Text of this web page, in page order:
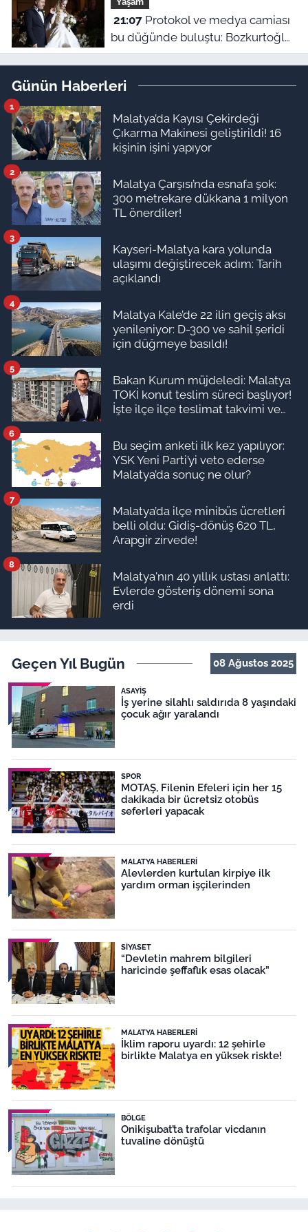
21:07Protokol ve medya camiası
bu düğünde buluştu: Bozkurtoğlu
ailesinin mutlu günü
Günün Haberleri
Malatya’da Kayısı Çekirdeği
Çıkarma Makinesi geliştirildi! 16
kişinin işini yapıyor
1
Malatya Çarşısı’nda esnafa şok:
300 metrekare dükkana 1 milyon
TL önerdiler!
2
Kayseri-Malatya kara yolunda
ulaşımı değiştirecek adım: Tarih
açıklandı
3
Malatya Kale’de 22 ilin geçiş aksı
yenileniyor: D-300 ve sahil şeridi
için düğmeye basıldı!
4
Bakan Kurum müjdeledi: Malatya
TOKİ konut teslim süreci başlıyor!
İşte ilçe ilçe teslimat takvimi ve
5
Bu seçim anketi ilk kez yapılıyor:
YSK Yeni Parti’yi veto ederse
Malatya’da sonuç ne olur?
6
Malatya’da ilçe minibüs ücretleri
belli oldu: Gidiş-dönüş 620 TL,
Arapgir zirvede!
7
Malatya'nın 40 yıllık ustası anlattı:
Evlerde gösteriş dönemi sona
erdi
8
Geçen Yıl Bugün 08 Ağustos 2025
ASAYIŞ
İş yerine silahlı saldırıda 8 yaşındaki
çocuk ağır yaralandı
SPOR
MOTAŞ, Filenin Efeleri için her 15
dakikada bir ücretsiz otobüs
seferleri yapacak
MALATYA HABERLERI
Alevlerden kurtulan kirpiye ilk
yardım orman işçilerinden
SIYASET
“Devletin mahrem bilgileri
haricinde şeffaflık esas olacak”
MALATYA HABERLERI
İklim raporu uyardı: 12 şehirle
birlikte Malatya en yüksek riskte!
BÖLGE
Onikişubat’ta trafolar vicdanın
tuvaline dönüştü